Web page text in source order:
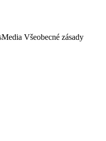
Všeobecné zásady